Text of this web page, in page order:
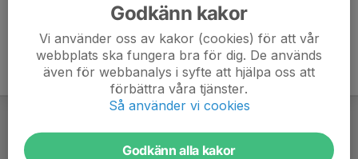
Godkänn kakor
Vi använder oss av kakor (cookies) för att vår
webbplats ska fungera bra för dig. De används
även för webbanalys i syfte att hjälpa oss att
förbättra våra tjänster.
Så använder vi cookies
Godkänn alla kakor